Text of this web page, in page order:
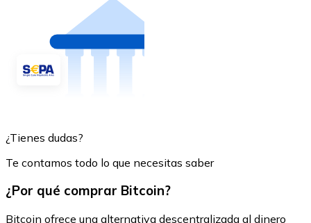
¿Tienes dudas?
Te contamos todo lo que necesitas saber
¿Por qué comprar Bitcoin?
Bitcoin ofrece una alternativa descentralizada al dinero